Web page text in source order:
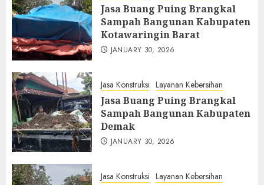
Jasa Buang Puing Brangkal
Sampah Bangunan Kabupaten
Kotawaringin Barat
JANUARY 30, 2026
Jasa Konstruksi Layanan Kebersihan
Jasa Buang Puing Brangkal
Sampah Bangunan Kabupaten
Demak
JANUARY 30, 2026
Jasa Konstruksi Layanan Kebersihan